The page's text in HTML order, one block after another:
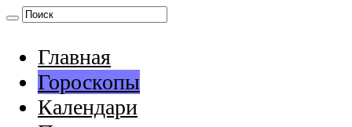
Главная
Гороскопы
Календари